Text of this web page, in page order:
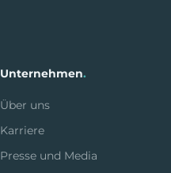
Unternehmen.
Über uns
Karriere
Presse und Media